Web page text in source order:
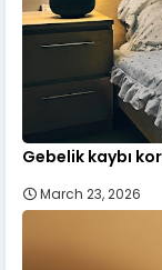
Gebelik kaybı
March 23, 2026